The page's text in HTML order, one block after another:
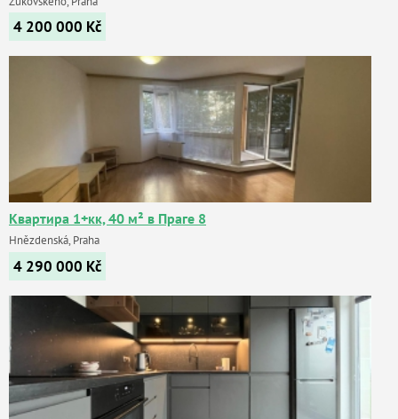
4 200 000 Kč
Квартира 1+кк, 40 м² в Праге 8
Hnězdenská, Praha
4 290 000 Kč